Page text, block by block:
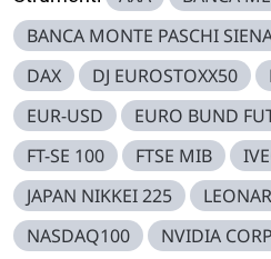
BANCA MONTE PASCHI
DAX
DJ EUROSTOXX50
EUR-USD
EURO BUND
FT-SE 100
FTSE MIB
JAPAN NIKKEI 225
NASDAQ100
NVIDIA CORP